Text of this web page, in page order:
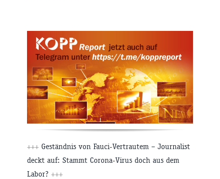
+++ Geständnis von Fauci-Vertrautem – Journalist
deckt auf: Stammt Corona-Virus doch aus dem
Labor? +++